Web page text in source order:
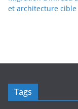
et architecture cible
Tags